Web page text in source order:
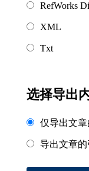
RefWorks
XML
Txt
选择导出
仅导出文
导出文章